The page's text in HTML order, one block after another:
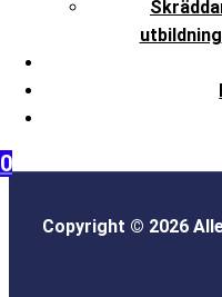
utbildning
0
Copyright © 2026